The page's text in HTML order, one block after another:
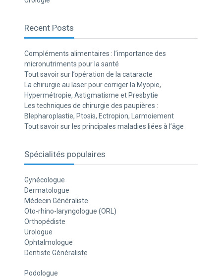
Recent Posts
Compléments alimentaires : l’importance des
micronutriments pour la santé
Tout savoir sur l’opération de la cataracte
La chirurgie au laser pour corriger la Myopie,
Hypermétropie, Astigmatisme et Presbytie
Les techniques de chirurgie des paupières :
Blepharoplastie, Ptosis, Ectropion, Larmoiement
Tout savoir sur les principales maladies liées à l’âge
Spécialités populaires
Gynécologue
Dermatologue
Médecin Généraliste
Oto-rhino-laryngologue (ORL)
Orthopédiste
Urologue
Ophtalmologue
Dentiste Généraliste
Podologue